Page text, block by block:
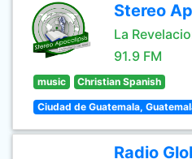
Stereo
La
91.9 FM
music Christian Spanish
Ciudad de Guatemala,
Radio